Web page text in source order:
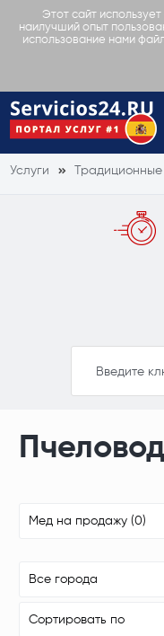
Этот сайт
наилучший опыт
использование нами
Услуги
Пчеловод
Мед на продажу (0)
Все города
Сортировать по